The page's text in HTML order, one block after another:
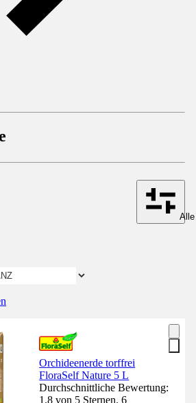
Orchideenerde torffrei
FloraSelf Nature 5 L
Durchschnittliche Bewertung:
1.8 von 5 Sternen. 6